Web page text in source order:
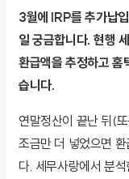
3월에 IRP를 추가납
일 궁금합니다. 현행
환급액을 추정하고 홈
습니다.
연말정산이 끝난 뒤(
조금만 더 넣었으면
다. 세무사랑에서 분석